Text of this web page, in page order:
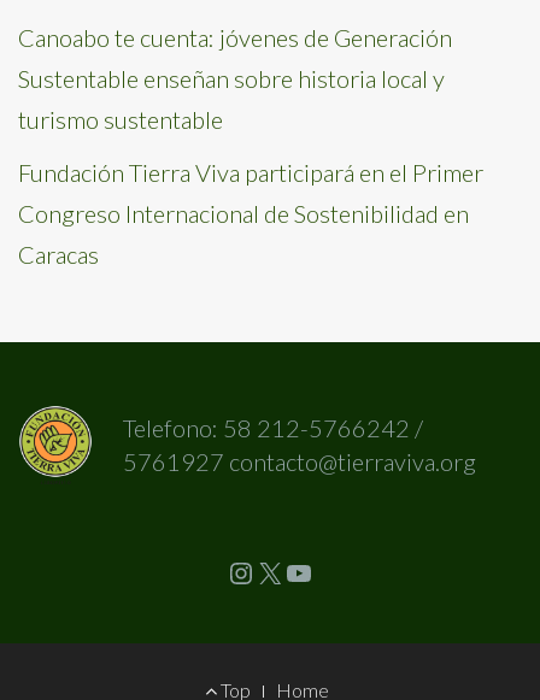
Canoabo te cuenta: jóvenes de Generación
Sustentable enseñan sobre historia local y
turismo sustentable
Fundación Tierra Viva participará en el Primer
Congreso Internacional de Sostenibilidad en
Caracas
Telefono: 58 212-5766242 /
5761927 contacto@tierraviva.org
Instagram X YouTube
Top Home